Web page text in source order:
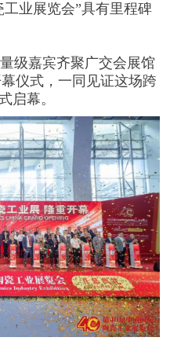
业展览会”具有里程碑
级嘉宾齐聚广交会展馆
仪式，一同见证这场跨
启幕。